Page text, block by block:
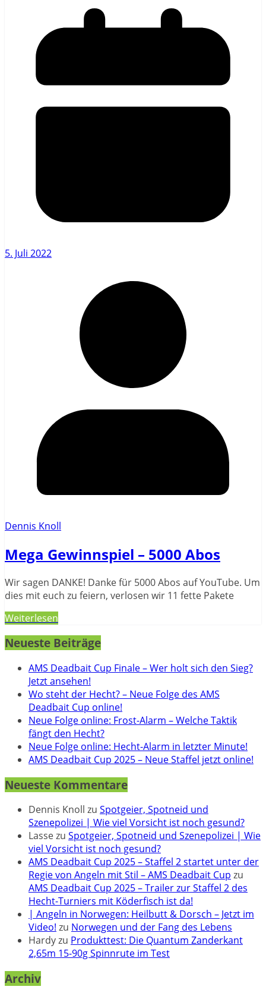
5. Juli 2022
Dennis Knoll
Mega Gewinnspiel – 5000 Abos
Wir sagen DANKE! Danke für 5000 Abos auf YouTube. Um
dies mit euch zu feiern, verlosen wir 11 fette Pakete
Weiterlesen
Neueste Beiträge
AMS Deadbait Cup Finale – Wer holt sich den Sieg?
Jetzt ansehen!
Wo steht der Hecht? – Neue Folge des AMS
Deadbait Cup online!
Neue Folge online: Frost-Alarm – Welche Taktik
fängt den Hecht?
Neue Folge online: Hecht-Alarm in letzter Minute!
AMS Deadbait Cup 2025 – Neue Staffel jetzt online!
Neueste Kommentare
Dennis Knoll zu Spotgeier, Spotneid und
Szenepolizei | Wie viel Vorsicht ist noch gesund?
Lassezu Spotgeier, Spotneid und Szenepolizei | Wie
viel Vorsicht ist noch gesund?
AMS Deadbait Cup 2025 – Staffel 2 startet unter der
Regie von Angeln mit Stil – AMS Deadbait Cup zu
AMS Deadbait Cup 2025 – Trailer zur Staffel 2 des
Hecht-Turniers mit Köderfisch ist da!
| Angeln in Norwegen: Heilbutt & Dorsch – Jetzt im
Video! zu Norwegen und der Fang des Lebens
Hardyzu Produkttest: Die Quantum Zanderkant
2,65m 15-90g Spinnrute im Test
Archiv